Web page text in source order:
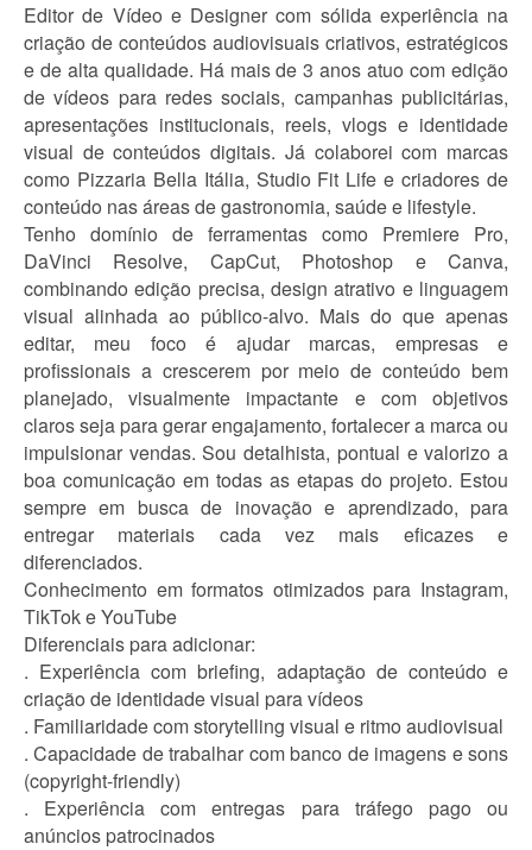
Editor de Vídeo e Designer com sólida experiência na
criação de conteúdos audiovisuais criativos, estratégicos
e de alta qualidade. Há mais de 3 anos atuo com edição
de vídeos para redes sociais, campanhas publicitárias,
apresentações institucionais, reels, vlogs e identidade
visual de conteúdos digitais. Já colaborei com marcas
como Pizzaria Bella Itália, Studio Fit Life e criadores de
conteúdo nas áreas de gastronomia, saúde e lifestyle.
Tenho domínio de ferramentas como Premiere Pro,
DaVinci Resolve, CapCut, Photoshop e Canva,
combinando edição precisa, design atrativo e linguagem
visual alinhada ao público-alvo. Mais do que apenas
editar, meu foco é ajudar marcas, empresas e
profissionais a crescerem por meio de conteúdo bem
planejado, visualmente impactante e com objetivos
claros seja para gerar engajamento, fortalecer a marca ou
impulsionar vendas. Sou detalhista, pontual e valorizo a
boa comunicação em todas as etapas do projeto. Estou
sempre em busca de inovação e aprendizado, para
entregar materiais cada vez mais eficazes e
diferenciados.
Conhecimento em formatos otimizados para Instagram,
TikTok e YouTube
Diferenciais para adicionar:
. Experiência com briefing, adaptação de conteúdo e
criação de identidade visual para vídeos
. Familiaridade com storytelling visual e ritmo audiovisual
. Capacidade de trabalhar com banco de imagens e sons
(copyright-friendly)
. Experiência com entregas para tráfego pago ou
anúncios patrocinados